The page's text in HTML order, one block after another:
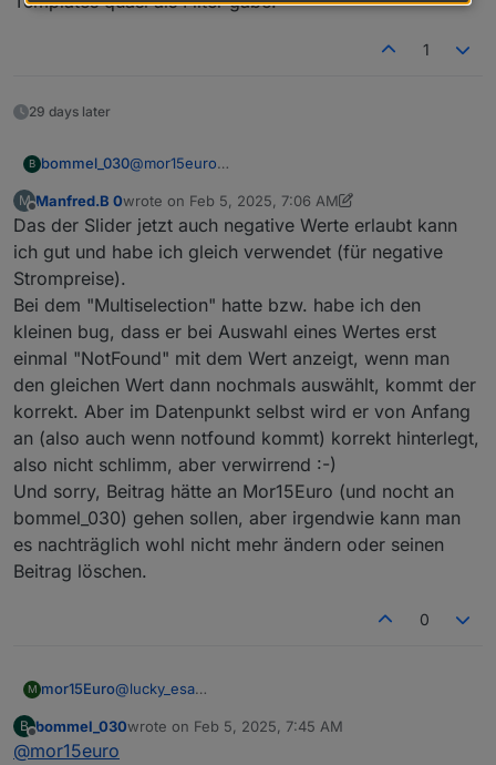
wunderbar Zahlen in Zeichenketten
jedoch glaub ich muss ich mich zuerst an die1
29 days later
B bommel_030@mor15euro
ein Template macht gibt es ein Suchfenster für
die Devices.
Wäre klasse wenn es das auch bei Screens und
Templates quasi als Filter gäbe.
M
Offline
Manfred.B 0wrote on Feb 5, 2025, 7:06 AM
last edited by Manfred.B 0Feb 5, 2025, 8:10 AM
Das der Slider jetzt auch negative Werte erlaubt kann
ich gut und habe ich gleich verwendet (für negative
Strompreise).
Bei dem "Multiselection" hatte bzw. habe ich den
kleinen bug, dass er bei Auswahl eines Wertes erst
einmal "NotFound" mit dem Wert anzeigt, wenn man
den gleichen Wert dann nochmals auswählt, kommt der
korrekt. Aber im Datenpunkt selbst wird er von Anfang
an (also auch wenn notfound kommt) korrekt hinterlegt,
also nicht schlimm, aber verwirrend :-)
Und sorry, Beitrag hätte an Mor15Euro (und nocht an
bommel_030) gehen sollen, aber irgendwie kann man
es nachträglich wohl nicht mehr ändern oder seinen
Beitrag löschen.
0
M mor15Euro@lucky_esa
das Update freigeben hat
B
Offline
bommel_030wrote on Feb 5, 2025, 7:45 AM
last edited by
@mor15euro